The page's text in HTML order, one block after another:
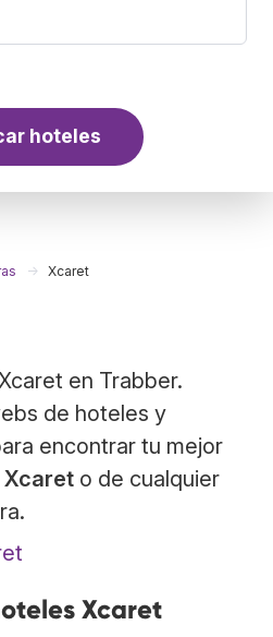
hoteles
Xcaret
en Trabber.
de hoteles y
encontrar tu mejor
o de cualquier
Xcaret